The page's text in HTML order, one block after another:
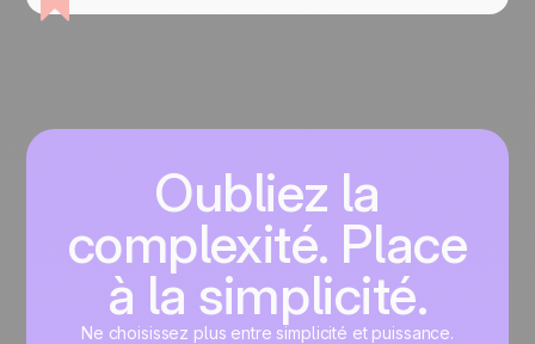
Oubliez la
complexité. Place
à la simplicité.
Ne choisissez plus entre simplicité et puissance.